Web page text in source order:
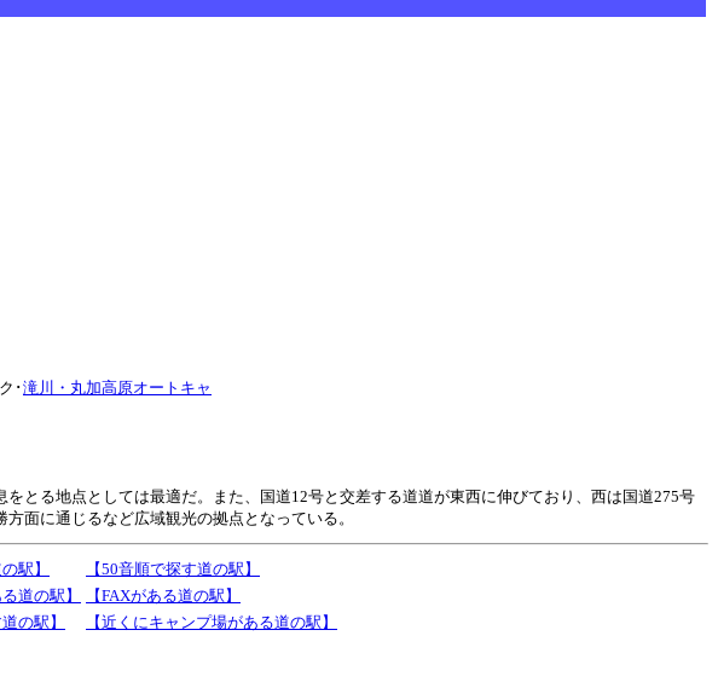
･滝川・丸加高原オートキャ
とる地点としては最適だ。また、国道12号と交差する道道が東西に伸びており、西は国道275号
面に通じるなど広域観光の拠点となっている。
駅】
【50音順で探す道の駅】
道の駅】
【FAXがある道の駅】
の駅】
【近くにキャンプ場がある道の駅】